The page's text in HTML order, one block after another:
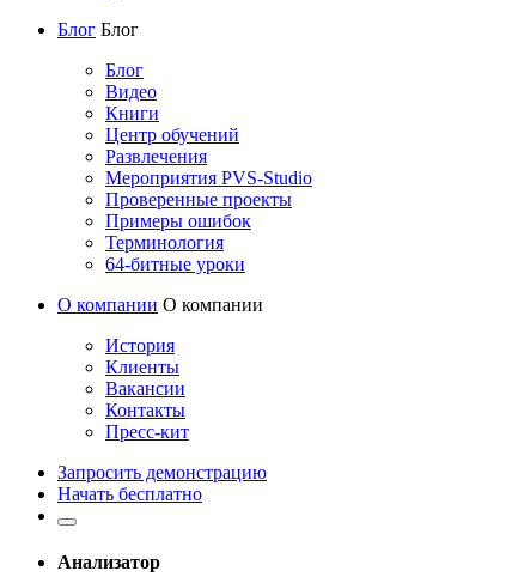
Блог Блог
Блог
Видео
Книги
Центр обучений
Развлечения
Мероприятия PVS-Studio
Проверенные проекты
Примеры ошибок
Терминология
64-битные уроки
О компании О компании
История
Клиенты
Вакансии
Контакты
Пресс-кит
Запросить демонстрацию
Начать бесплатно
Анализатор